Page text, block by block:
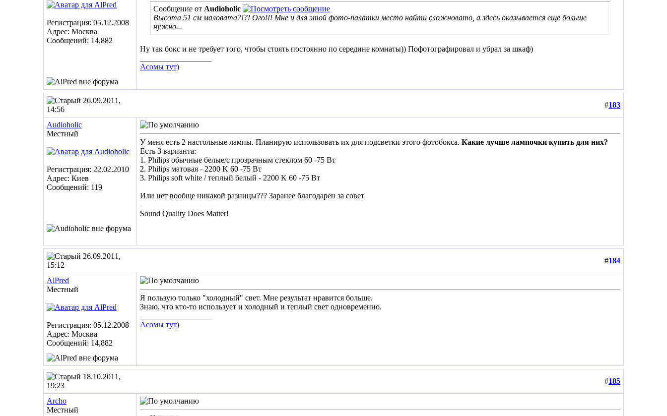
Регистрация: 05.12.2008
Адрес: Москва
Сообщений: 14,882
Сообщение от Audioholic
Высота 51 см маловата?!?! Ого!!! Мне и для этой фото-палатки место найти сложновато, а здесь оказывается еще больше
нужно...
Ну так бокс и не требует того, чтобы стоять постоянно по середине комнаты)) Пофотографировал и убрал за шкаф)
Асомы тут)
26.09.2011,
14:56
#183
Audioholic
Местный
Регистрация: 22.02.2010
Адрес: Киев
Сообщений: 119
У меня есть 2 настольные лампы. Планирую использовать их для подсветки этого фотобокса. Какие лучше лампочки купить для них?
Есть 3 варианта:
1. Philips обычные белые/с прозрачным стеклом 60 -75 Вт
2. Philips матовая - 2200 K 60 -75 Вт
3. Philips soft white / теплый белый - 2200 K 60 -75 Вт
Или нет вообще никакой разницы??? Заранее благодарен за совет
Sound Quality Does Matter!
26.09.2011,
15:12
#184
AlPred
Местный
Регистрация: 05.12.2008
Адрес: Москва
Сообщений: 14,882
Я пользую только "холодный" свет. Мне результат нравится больше.
Знаю, что кто-то использует и холодный и теплый свет одновременно.
Асомы тут)
18.10.2011,
19:23
#185
Archo
Местный